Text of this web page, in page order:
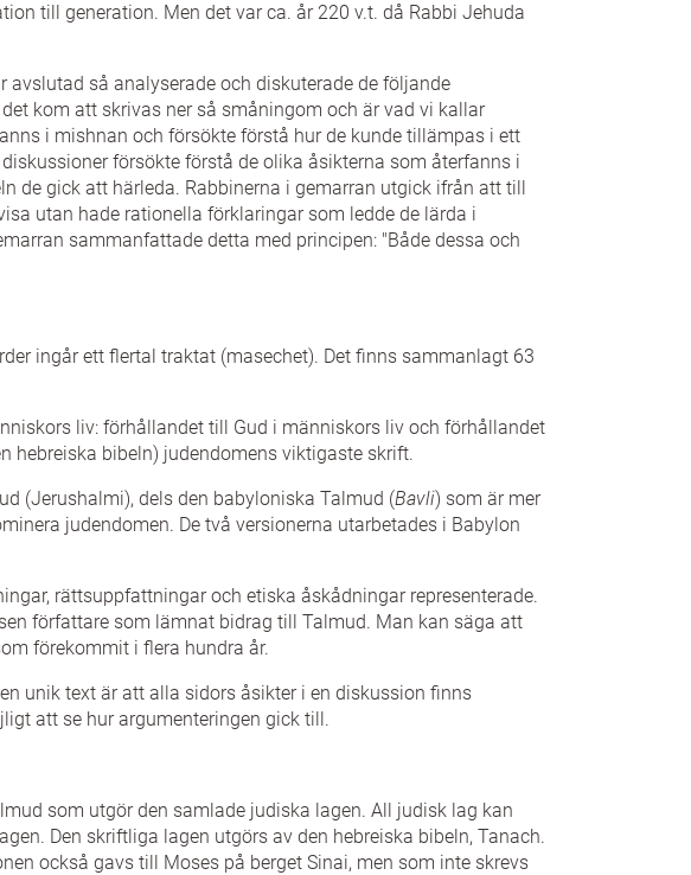
till generation. Men det var ca. år 220 v.t. då Rabbi Jehuda
så analyserade och diskuterade de följande
kom att skrivas ner så småningom och är vad vi kallar
i mishnan och försökte förstå hur de kunde tillämpas i ett
försökte förstå de olika åsikterna som återfanns i
de gick att härleda. Rabbinerna i gemarran utgick ifrån att till
utan hade rationella förklaringar som ledde de lärda i
sammanfattade detta med principen: "Både dessa och
ingår ett flertal traktat (masechet). Det finns sammanlagt 63
liv: förhållandet till Gud i människors liv och förhållandet
hebreiska bibeln) judendomens viktigaste skrift.
(Jerushalmi), dels den babyloniska Talmud (Bavli) som är mer
judendomen. De två versionerna utarbetades i Babylon
rättsuppfattningar och etiska åskådningar representerade.
författare som lämnat bidrag till Talmud. Man kan säga att
förekommit i flera hundra år.
unik text är att alla sidors åsikter i en diskussion finns
att se hur argumenteringen gick till.
som utgör den samlade judiska lagen. All judisk lag kan
Den skriftliga lagen utgörs av den hebreiska bibeln, Tanach.
också gavs till Moses på berget Sinai, men som inte skrevs